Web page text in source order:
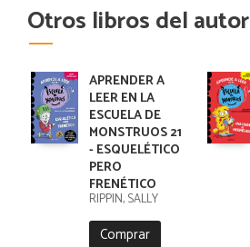
Otros libros del autor
APRENDER A
LEER EN LA
ESCUELA DE
MONSTRUOS 21
- ESQUELÉTICO
PERO
FRENÉTICO
RIPPIN, SALLY
Comprar